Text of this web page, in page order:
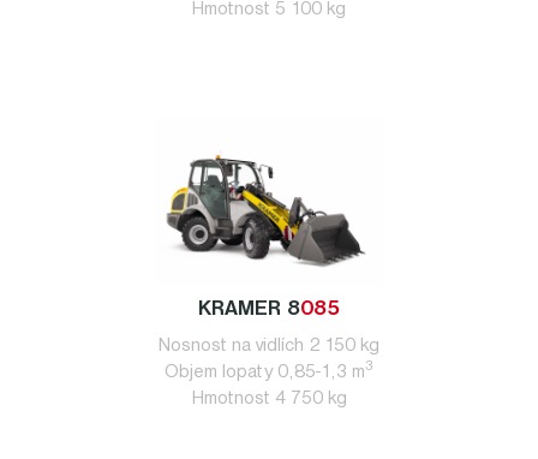
Hmotnost 5 100 kg
KRAMER 8085
Nosnost na vidlích 2 150 kg
Objem lopaty 0,85-1,3 m 3
Hmotnost 4 750 kg